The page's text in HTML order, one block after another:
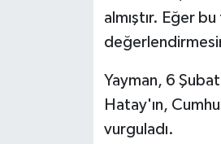
almıştır. Eğer
Yayman, 6
Hatay'ın,
vurguladı.